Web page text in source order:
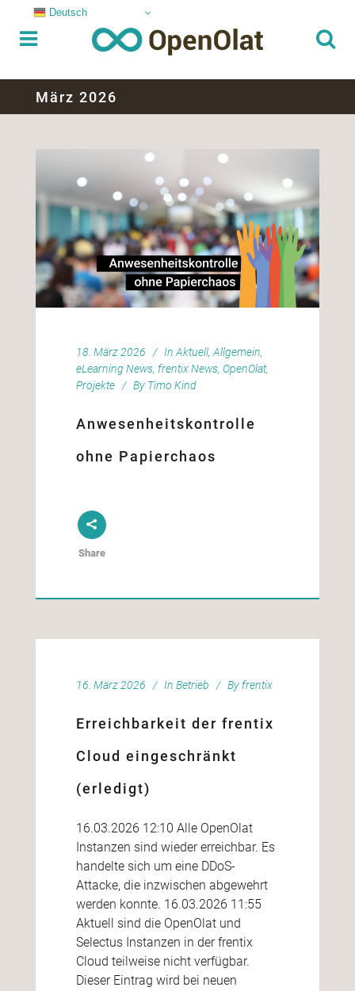
März 2026
18. März 2026 In Aktuell,Allgemein,
eLearning News, frentix News, OpenOlat,
Projekte
By Timo Kind
Anwesenheitskontrolle
ohne Papierchaos
Share
16. März 2026 In Betrieb By frentix
Erreichbarkeit der frentix
Cloud eingeschränkt
(erledigt)
16.03.2026 12:10 Alle OpenOlat
Instanzen sind wieder erreichbar. Es
handelte sich um eine DDoS-
Attacke, die inzwischen abgewehrt
werden konnte. 16.03.2026 11:55
Aktuell sind die OpenOlat und
Selectus Instanzen in der frentix
Cloud teilweise nicht verfügbar.
Dieser Eintrag wird bei neuen
Deutsch